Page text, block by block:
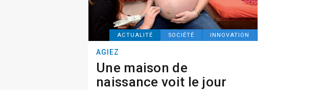
ACTUALITÉ SOCIÉTÉ INNOVATION
AGIEZ
Une maison de
naissance voit le jour